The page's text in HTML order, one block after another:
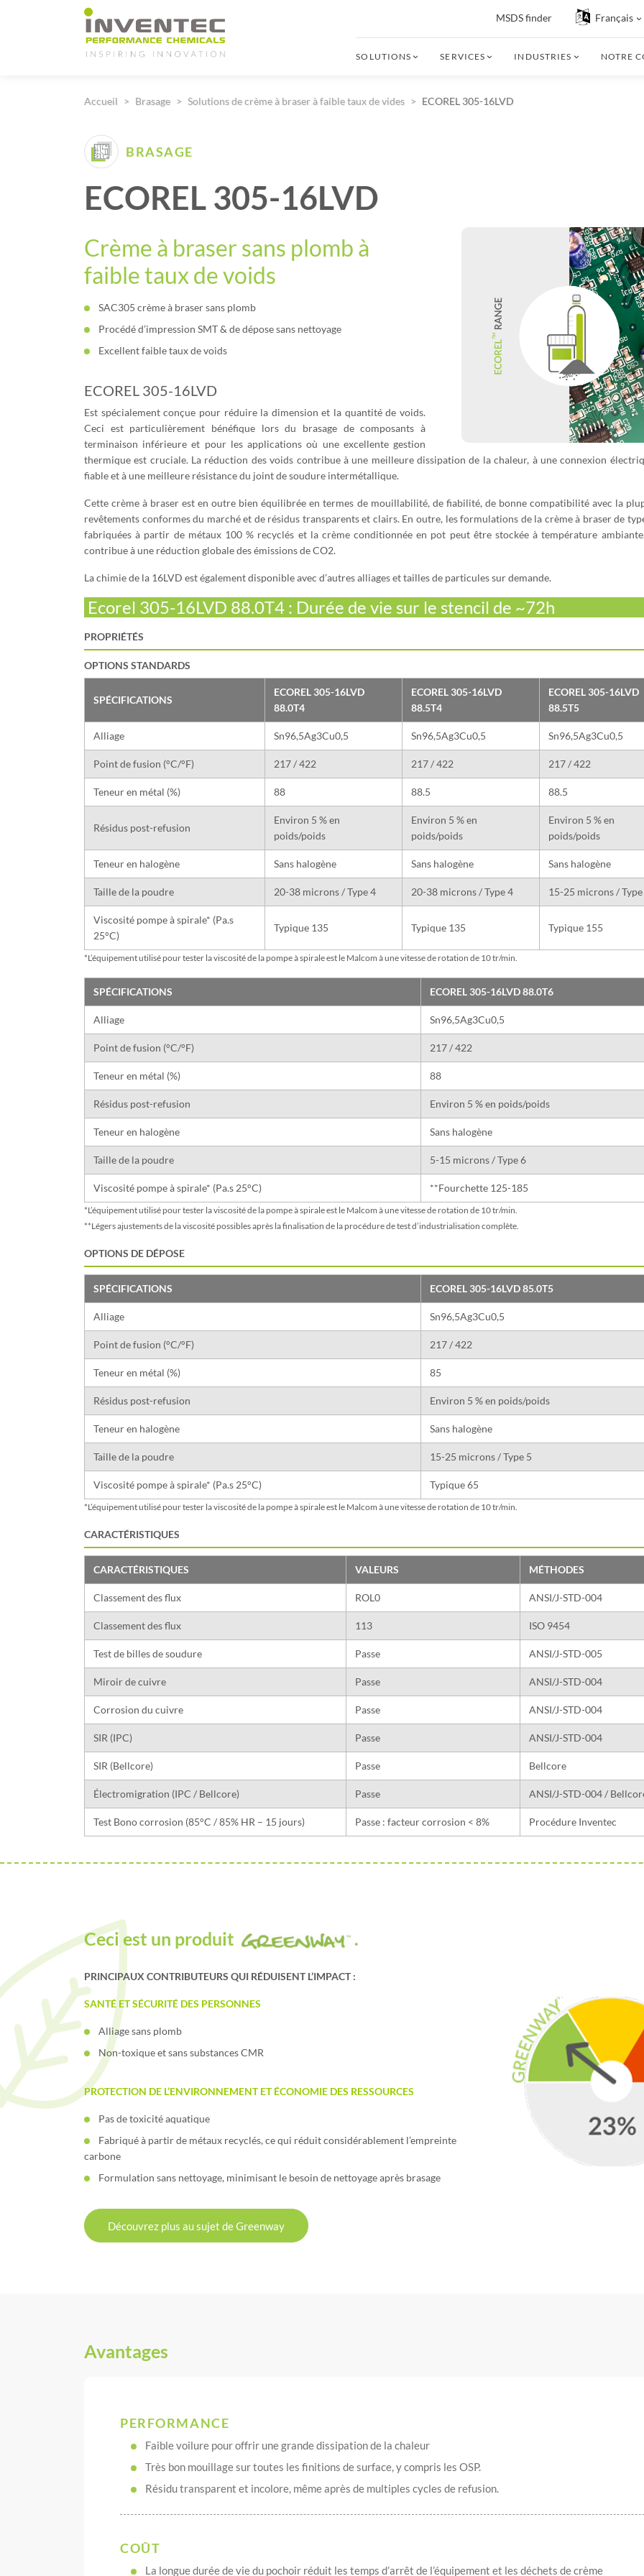
Main Navigation
MSDS finder Français
SOLUTIONS SERVICES INDUSTRIES NOTRE
Accueil Brasage Solutions de crème à braser à faible taux de vides ECOREL 305-16LVD
BRASAGE
ECOREL 305-16LVD
Crème à braser sans plomb à
faible taux de voids
SAC305 crème à braser sans plomb
Procédé d’impression SMT & de dépose sans nettoyage
Excellent faible taux de voids
ECOREL 305-16LVD
Est spécialement conçue pour réduire la dimension et la quantité de voids.
Ceci est particulièrement bénéfique lors du brasage de composants à
terminaison inférieure et pour les applications où une excellente gestion
thermique est cruciale. La réduction des voids contribue à une meilleure dissipation de la chaleur, à une connexion
fiable et à une meilleure résistance du joint de soudure intermétallique.
Cette crème à braser est en outre bien équilibrée en termes de mouillabilité, de fiabilité, de bonne compatibilité avec la
revêtements conformes du marché et de résidus transparents et clairs. En outre, les formulations de la crème à braser de
fabriquées à partir de métaux 100 % recyclés et la crème conditionnée en pot peut être stockée à température
contribue à une réduction globale des émissions de CO2.
La chimie de la 16LVD est également disponible avec d’autres alliages et tailles de particules sur demande.
Ecorel 305-16LVD 88.0T4 : Durée de vie sur le stencil de ~72h
PROPRIÉTÉS
OPTIONS STANDARDS
SPÉCIFICATIONS
ECOREL 305-16LVD
88.0T4
ECOREL 305-16LVD
88.5T4
ECOREL 305-16LVD
88.5T5
Alliage Sn96,5Ag3Cu0,5 Sn96,5Ag3Cu0,5 Sn96,5Ag3Cu0,5
Point de fusion (°C/°F) 217 / 422 217 / 422 217 / 422
Teneur en métal (%) 88 88.5 88.5
Résidus post-refusion
Environ 5 % en
poids/poids
Environ 5 % en
poids/poids
Environ 5 % en
poids/poids
Teneur en halogène Sans halogène Sans halogène Sans halogène
Taille de la poudre 20-38 microns / Type 4 20-38 microns / Type 4 15-25 microns /
Viscosité pompe à spirale* (Pa.s
25°C)
Typique 135 Typique 135 Typique 155
*L’équipement utilisé pour tester la viscosité de la pompe à spirale est le Malcom à une vitesse de rotation de 10 tr/min.
SPÉCIFICATIONS ECOREL 305-16LVD 88.0T6
Alliage Sn96,5Ag3Cu0,5
Point de fusion (°C/°F) 217 / 422
Teneur en métal (%) 88
Résidus post-refusion Environ 5 % en poids/poids
Teneur en halogène Sans halogène
Taille de la poudre 5-15 microns / Type 6
Viscosité pompe à spirale* (Pa.s 25°C) **Fourchette 125-185
*L’équipement utilisé pour tester la viscosité de la pompe à spirale est le Malcom à une vitesse de rotation de 10 tr/min.
**Légers ajustements de la viscosité possibles après la finalisation de la procédure de test d’industrialisation complète.
OPTIONS DE DÉPOSE
SPÉCIFICATIONS ECOREL 305-16LVD 85.0T5
Alliage Sn96,5Ag3Cu0,5
Point de fusion (°C/°F) 217 / 422
Teneur en métal (%) 85
Résidus post-refusion Environ 5 % en poids/poids
Teneur en halogène Sans halogène
Taille de la poudre 15-25 microns / Type 5
Viscosité pompe à spirale* (Pa.s 25°C) Typique 65
*L’équipement utilisé pour tester la viscosité de la pompe à spirale est le Malcom à une vitesse de rotation de 10 tr/min.
CARACTÉRISTIQUES
CARACTÉRISTIQUES VALEURS MÉTHODES
Classement des flux ROL0 ANSI/J-STD-004
Classement des flux 113 ISO 9454
Test de billes de soudure Passe ANSI/J-STD-005
Miroir de cuivre Passe ANSI/J-STD-004
Corrosion du cuivre Passe ANSI/J-STD-004
SIR (IPC) Passe ANSI/J-STD-004
SIR (Bellcore) Passe Bellcore
Électromigration (IPC / Bellcore) Passe ANSI/J-STD-004 /
Test Bono corrosion (85°C / 85% HR – 15 jours) Passe : facteur corrosion < 8% Procédure Inventec
Ceci est un produit .
PRINCIPAUX CONTRIBUTEURS QUI RÉDUISENT L’IMPACT :
SANTÉ ET SÉCURITÉ DES PERSONNES
Alliage sans plomb
Non-toxique et sans substances CMR
PROTECTION DE L’ENVIRONNEMENT ET ÉCONOMIE DES RESSOURCES
Pas de toxicité aquatique
Fabriqué à partir de métaux recyclés, ce qui réduit considérablement l’empreinte
carbone
Formulation sans nettoyage, minimisant le besoin de nettoyage après brasage
Découvrez plus au sujet de Greenway
Avantages
PERFORMANCE
Faible voilure pour offrir une grande dissipation de la chaleur
Très bon mouillage sur toutes les finitions de surface, y compris les OSP.
Résidu transparent et incolore, même après de multiples cycles de refusion.
COÛT
La longue durée de vie du pochoir réduit les temps d’arrêt de l’équipement et les déchets de crème